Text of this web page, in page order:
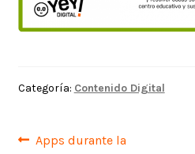
Categoría: Contenido Digital
Navegación
Anterior:
Apps durante la